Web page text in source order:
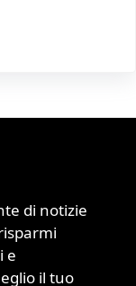
di notizie
e
il tuo